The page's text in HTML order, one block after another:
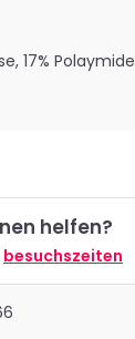
17% Polaymide
helfen?
besuchszeiten